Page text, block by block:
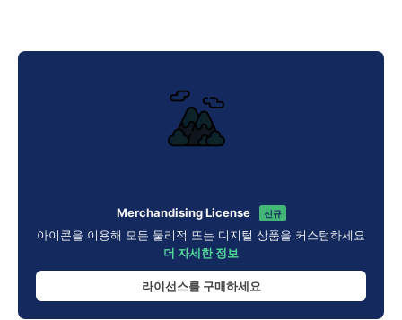
Merchandising License 신규
아이콘을 이용해 모든 물리적 또는 디지털 상품을 커스텀하세요
더 자세한 정보
라이선스를 구매하세요